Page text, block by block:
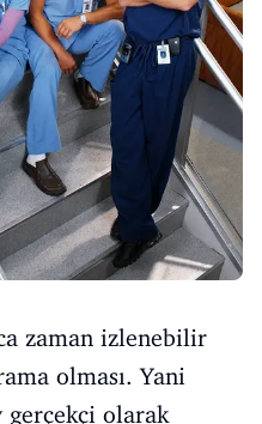
zaman izlenebilir
olması. Yani
gerçekçi olarak